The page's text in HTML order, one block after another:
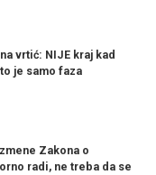
vrtić: NIJE kraj kad
je samo faza
Zakona o
radi, ne treba da se